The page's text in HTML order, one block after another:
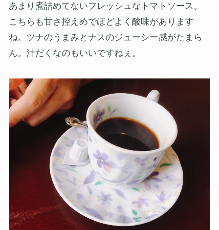
あまり煮詰めてないフレッシュなトマトソース。
こちらも甘さ控えめでほどよく酸味があります
ね。ツナのうまみとナスのジューシー感がたまら
ん。汁だくなのもいいですねぇ。